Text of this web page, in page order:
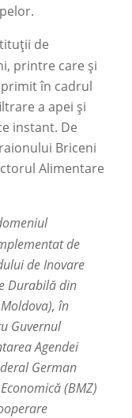
de
printre care și
în cadrul
a apei și
instant. De
Briceni
Alimentare
de
de Inovare
Durabilă din
în
Guvernul
Agendei
German
(BMZ)